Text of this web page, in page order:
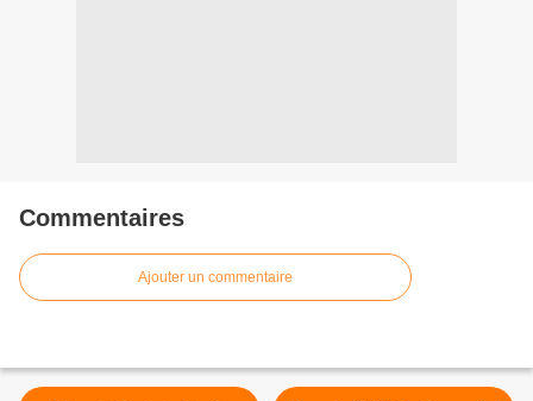
Commentaires
Ajouter un commentaire